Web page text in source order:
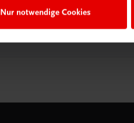
Nur notwendige Cookies